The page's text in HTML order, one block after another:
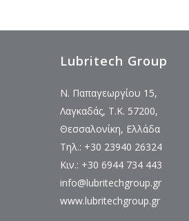
Lubritech Group
Ν. Παπαγεωργίου 15,
Λαγκαδάς, Τ.Κ. 57200,
Θεσσαλονίκη, Ελλάδα
Τηλ.: +30 23940 26324
Κιν.: +30 6944 734 443
info@lubritechgroup.gr
www.lubritechgroup.gr